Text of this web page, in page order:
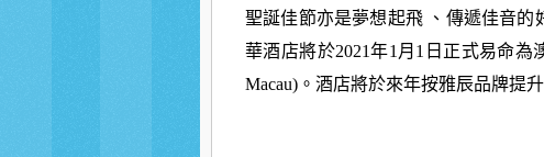
聖誕佳節亦是夢想起飛 、傳遞佳音的
華酒店將於2021年1月1日正式易命為
Macau)。酒店將於來年按雅辰品牌提